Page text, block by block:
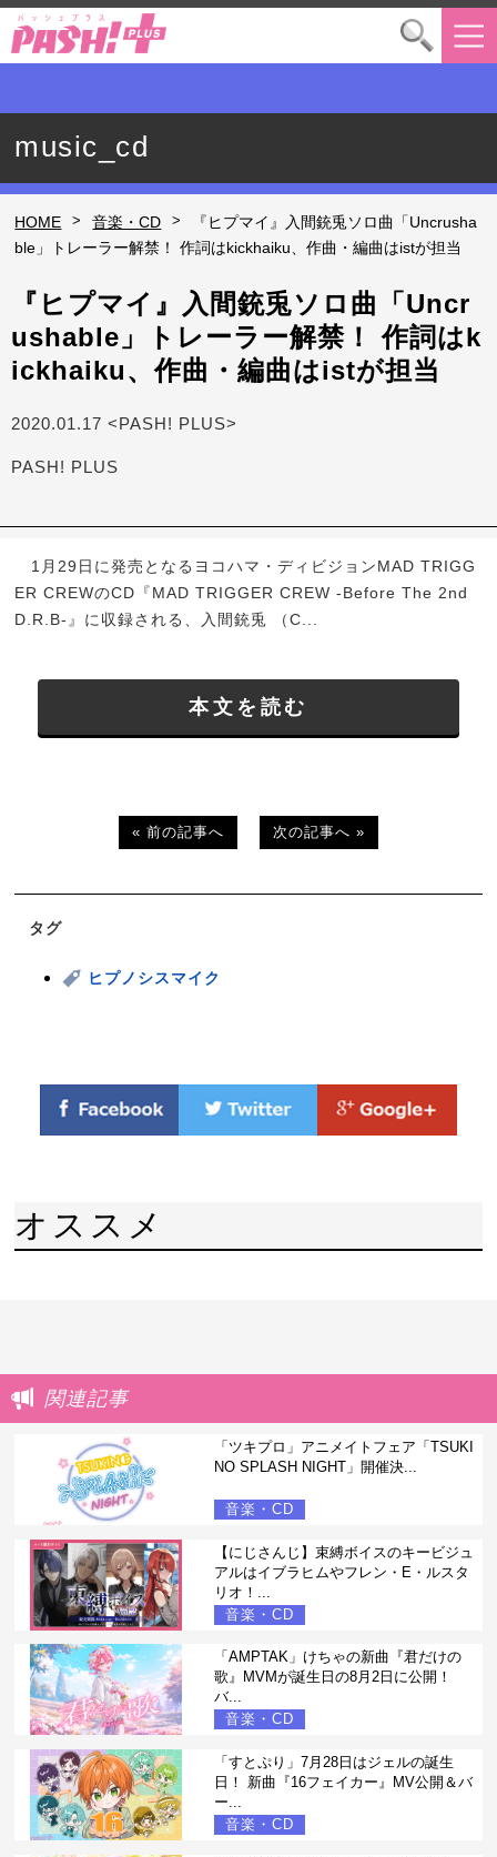
music_cd
HOME > 音楽・CD >
『ヒプマイ』入間銃兎ソロ曲「Uncrusha
ble」トレーラー解禁！ 作詞はkickhaiku、作曲・編曲はistが担当
『ヒプマイ』入間銃兎ソロ曲「Uncr
ushable」トレーラー解禁！ 作詞はk
ickhaiku、作曲・編曲はistが担当
2020.01.17 <PASH! PLUS>
PASH! PLUS
1月29日に発売となるヨコハマ・ディビジョンMAD TRIGG
ER CREWのCD『MAD TRIGGER CREW -Before The 2nd
D.R.B-』に収録される、入間銃兎 （C...
本文を読む
« 前の記事へ 次の記事へ »
タグ
ヒプノシスマイク
オススメ
関連記事
「ツキプロ」アニメイトフェア「TSUKI
NO SPLASH NIGHT」開催決...
音楽・CD
【にじさんじ】束縛ボイスのキービジュ
アルはイブラヒムやフレン・E・ルスタ
リオ！...
音楽・CD
「AMPTAK」けちゃの新曲『君だけの
歌』MVMが誕生日の8月2日に公開！
バ...
音楽・CD
「すとぷり」7月28日はジェルの誕生
日！ 新曲『16フェイカー』MV公開＆バ
ー...
音楽・CD